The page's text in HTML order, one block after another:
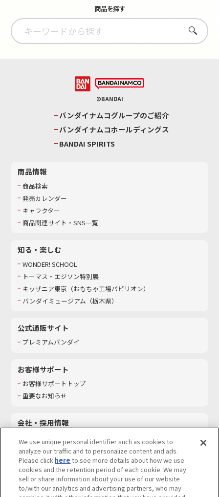
商品を探す
さがす
©BANDAI
バンダイナムコグループのご紹介
バンダイナムコホールディングス
BANDAI SPIRITS
商品情報
商品検索
発売カレンダー
キャラクター
商品関連サイト・SNS一覧
知る・楽しむ
WONDER! SCHOOL
トーマス・エジソン特別展
キッザニア東京（おもちゃ工場パビリオン）​
バンダイミュージアム（栃木県）
公式通販サイト
プレミアムバンダイ
お客様サポート
お客様サポートトップ
重要なお知らせ
会社・採用情報
採用情報
サステナビリティ
お問い合わせ
We use unique personal identifier such as cookies to
analyze our traffic and to personalize content and ads.
Please click here to see more details about how we use
cookies and the retention period of each cookie. We may
sell or share information about your use of our website
to/with our analytics and advertising partners, who may